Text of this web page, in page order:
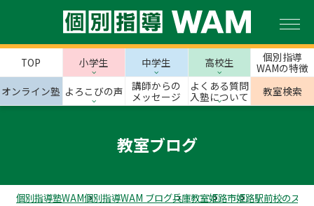
TOP 小学生 中学生 高校生
個別指導
WAMの特徴
オンライン塾 よろこびの声
講師からの
メッセージ
よくある質問
入塾について
教室検索
教室ブログ
個別指導塾WAM個別指導WAM ブログ兵庫教室姫路市姫路駅前校のスタ